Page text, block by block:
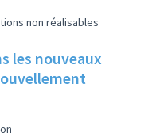
non réalisables